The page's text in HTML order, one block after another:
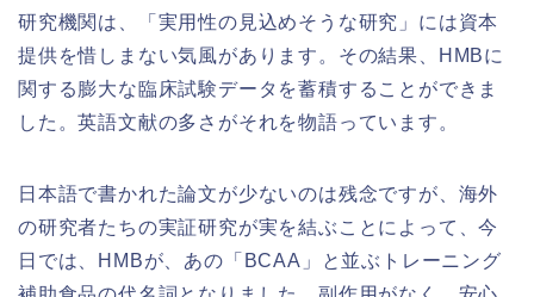
研究機関は、「実用性の見込めそうな研究」には資本
提供を惜しまない気風があります。その結果、HMBに
関する膨大な臨床試験データを蓄積することができま
した。英語文献の多さがそれを物語っています。
日本語で書かれた論文が少ないのは残念ですが、海外
の研究者たちの実証研究が実を結ぶことによって、今
日では、HMBが、あの「BCAA」と並ぶトレーニング